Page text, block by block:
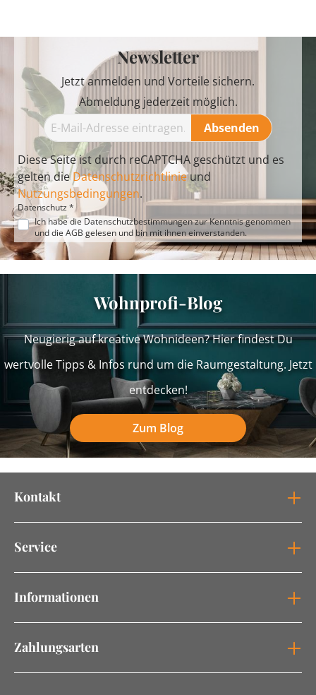
Newsletter
Jetzt anmelden und Vorteile sichern.
Abmeldung jederzeit möglich.
Absenden
Diese Seite ist durch reCAPTCHA geschützt und es
gelten dieDatenschutzrichtlinieund
Nutzungsbedingungen.
Datenschutz *
Ich habe die Datenschutzbestimmungenzur Kenntnis genommen
und die AGB gelesen und bin mit ihnen einverstanden.
Wohnprofi-Blog
Neugierig auf kreative Wohnideen? Hier findest Du
wertvolle Tipps & Infos rund um die Raumgestaltung. Jetzt
entdecken!
Zum Blog
Kontakt
Service
Informationen
Zahlungsarten